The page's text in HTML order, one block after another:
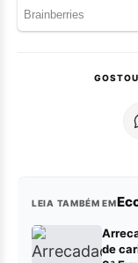
LEIA TAMBÉM EM
de